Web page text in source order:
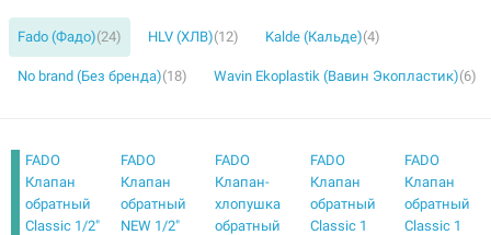
Fado (Фадо)(24) HLV (ХЛВ)(12) Kalde (Кальде)(4)
No brand (Без бренда)(18) Wavin Ekoplastik (Вавин Экопластик)(6)
FADO
Клапан
обратный
Classic 1/2"
FADO
Клапан
обратный
NEW 1/2"
FADO
Клапан-
хлопушка
обратный
FADO
Клапан
обратный
Classic 1
FADO
Клапан
обратный
Classic 1